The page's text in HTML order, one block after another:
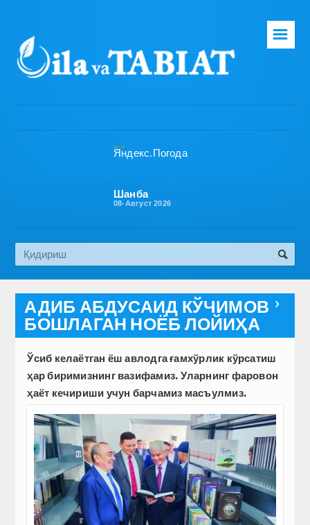
Бош саҳифа
Эко медиа
☰
Шанба
08-Август 2026

АДИБ АБДУСАИД КЎЧИМОВ
БОШЛАГАН НОЁБ ЛОЙИҲА
Ўсиб келаётган ёш авлодга ғамхўрлик кўрсатиш
ҳар биримизнинг вазифамиз. Уларнинг фаровон
ҳаёт кечириши учун барчамиз масъулмиз.